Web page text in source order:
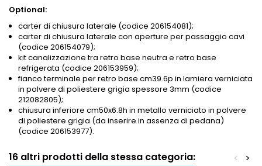
Optional:
carter di chiusura laterale (codice 206154081);
carter di chiusura laterale con aperture per passaggio cavi
(codice 206154079);
kit canalizzazione tra retro base neutra e retro base
refrigerata (codice 206153959);
fianco terminale per retro base cm39.6p in lamiera verniciata
in polvere di poliestere grigia spessore 3mm (codice
212082805);
chiusura inferiore cm50x6.8h in metallo verniciato in polvere
di poliestere grigia (da inserire in assenza di pedana)
(codice 206153977).
16 altri prodotti della stessa categoria: >
<